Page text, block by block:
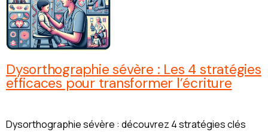
Dysorthographie sévère : Les 4 stratégies
efficaces pour transformer l’écriture
Dysorthographie sévère : découvrez 4 stratégies clés